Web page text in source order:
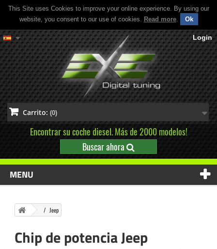
This Site uses Cookies to improve your online experience. By using our
website, you consent to our use of cookies. Read more. Ok
Login
Carrito: (0)
Encontrar su coche diesel. Más de 2000 modelos!
Buscar ahora
MENU
Jeep
Chip de potencia Jeep